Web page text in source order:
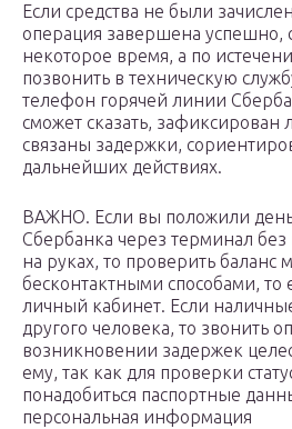
Если средства не были
операция завершена успешно,
некоторое время, а по
позвонить в техническую
телефон горячей линии
сможет сказать, зафиксирован
связаны задержки,
дальнейших действиях.
ВАЖНО. Если вы положили
Сбербанка через терминал без
на руках, то проверить баланс
бесконтактными способами, то
личный кабинет. Если
другого человека, то звонить
возникновении задержек
ему, так как для проверки
понадобиться паспортные
персональная информация